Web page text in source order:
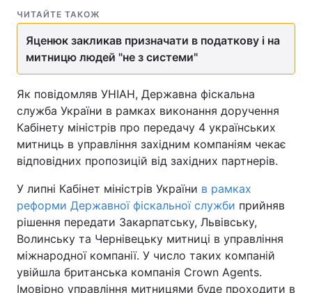
ЧИТАЙТЕ ТАКОЖ
Яценюк закликав призначати в податкову і на
митницю людей "не з системи"
Як повідомляв УНІАН, Державна фіскальна
служба України в рамках виконання доручення
Кабінету міністрів про передачу 4 українських
митниць в управління західним компаніям чекає
відповідних пропозицій від західних партнерів.
У липні Кабінет міністрів України в рамках
реформи Державної фіскальної служби прийняв
рішення передати Закарпатську, Львівську,
Волинську та Чернівецьку митниці в управління
міжнародної компанії. У число таких компаній
увійшла британська компанія Crown Agents.
Імовірно управління митницями буде проходити в